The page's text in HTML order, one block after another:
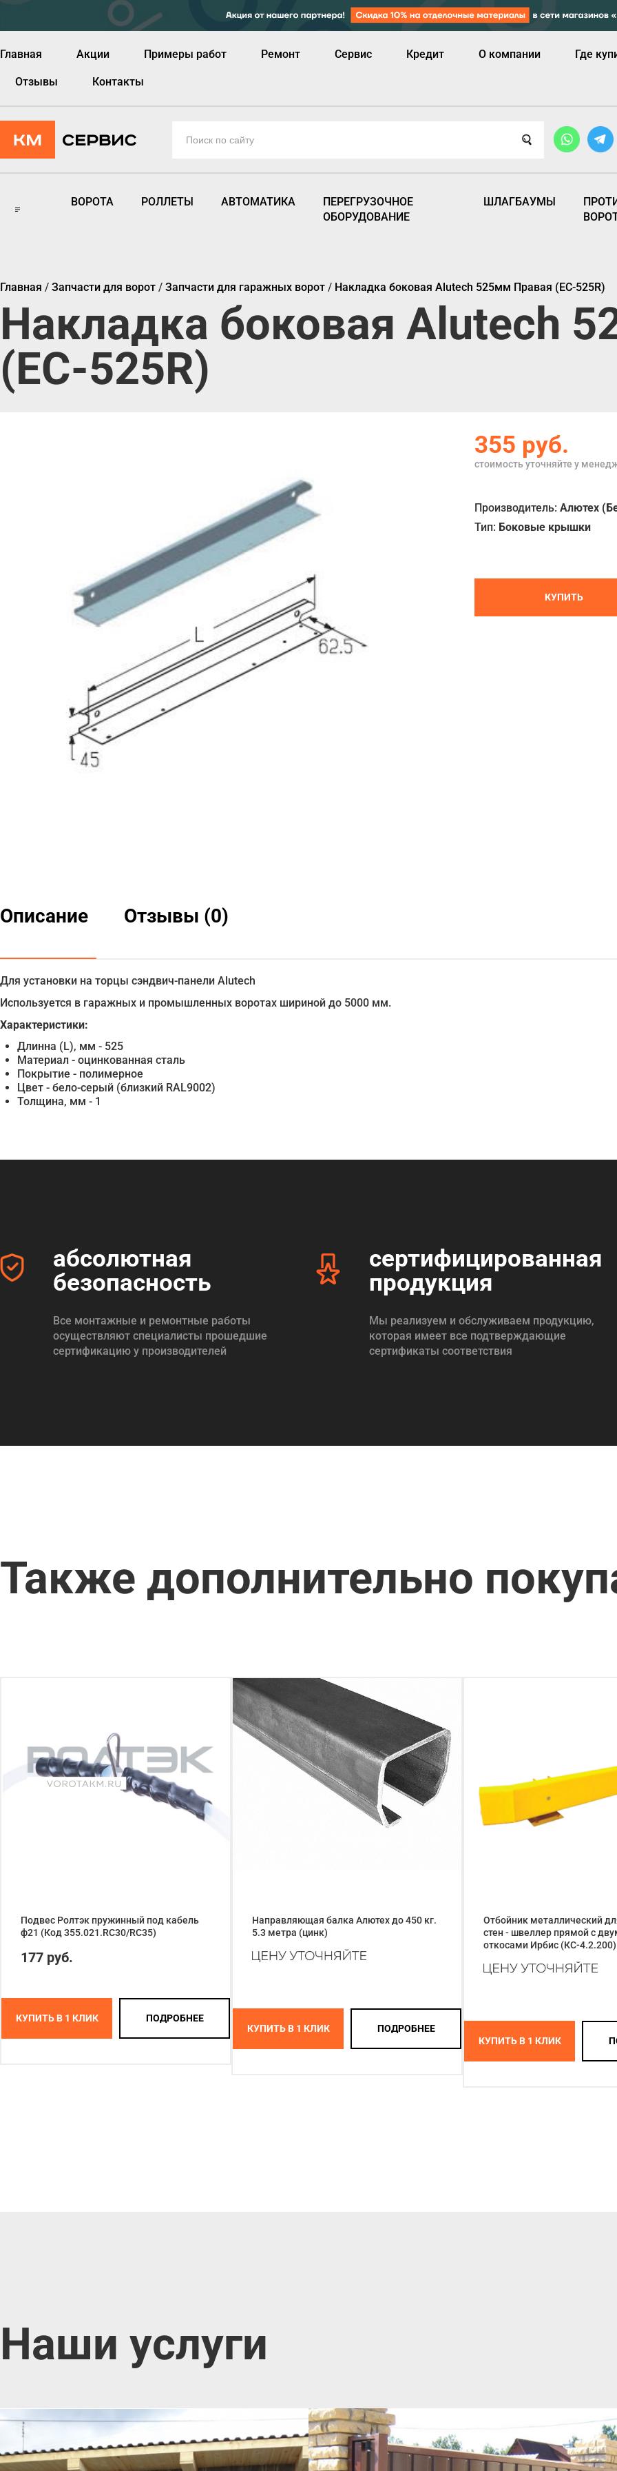
Главная Акции Примеры работ Ремонт Сервис Кредит О компании Где
Отзывы Контакты
ВОРОТА РОЛЛЕТЫ АВТОМАТИКА
ПЕРЕГРУЗОЧНОЕ
ОБОРУДОВАНИЕ
ШЛАГБАУМЫ
Главная / Запчасти для ворот / Запчасти для гаражных ворот / Накладка боковая Alutech 525мм Правая (EC-525R)
Накладка боковая Alutech
(EC-525R)
355 руб.
стоимость уточняйте у
Производитель:Алютех
Тип: Боковые крышки
КУПИТЬ
Описание Отзывы (0)
Для установки на торцы сэндвич-панели Alutech
Используется в гаражных и промышленных воротах шириной до 5000 мм.
Характеристики:
Длинна (L), мм - 525
Материал - оцинкованная сталь
Покрытие - полимерное
Цвет - бело-серый (близкий RAL9002)
Толщина, мм - 1
абсолютная
безопасность
Все монтажные и ремонтные работы
осуществляют специалисты прошедшие
сертификацию у производителей
сертифицированная
продукция
Мы реализуем и обслуживаем продукцию,
которая имеет все подтверждающие
сертификаты соответствия
Также дополнительно
Подвес Ролтэк пружинный под кабель
ф21 (Код 355.021.RC30/RC35)
177 руб.
КУПИТЬ В 1 КЛИК ПОДРОБНЕЕ
Направляющая балка Алютех до 450 кг.
5.3 метра (цинк)
КУПИТЬ В 1 КЛИК ПОДРОБНЕЕ
Отбойник металлический
стен - швеллер прямой с
откосами Ирбис (КС-4.2.200)
КУПИТЬ В 1 КЛИК
Наши услуги